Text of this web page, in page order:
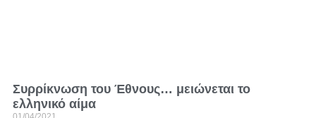
Συρρίκνωση του Έθνους… μειώνεται το
ελληνικό αίμα